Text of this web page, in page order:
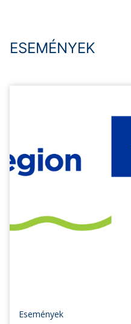
ESEMÉNYEK
Események